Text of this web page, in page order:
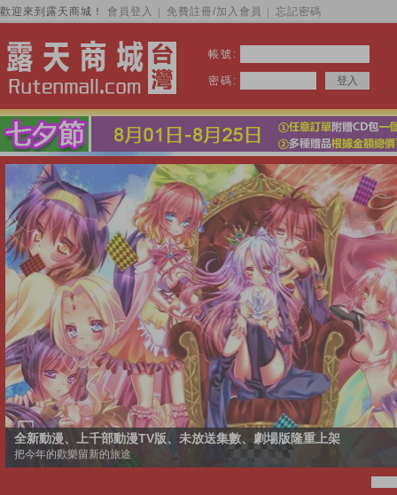
歡迎來到露天商城！ 會員登入 免費註冊/加入會員 忘記密碼
帳號:
密碼:
版、未放送集數、劇場版隆重上架